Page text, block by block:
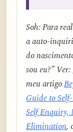
Soh: Para
a auto-
do
sou eu?” Ver:
meu artigo
Guide to
Self Enquiry,
Elimination,